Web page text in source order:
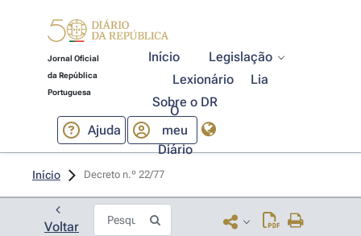
Jornal Oficial
da República
Portuguesa
Início
Legislação
Lexionário
Lia
Sobre o DR
Ajuda
O
meu
Diário
Início Decreto n.º 22/77
Voltar